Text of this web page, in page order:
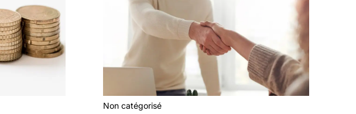
Non catégorisé